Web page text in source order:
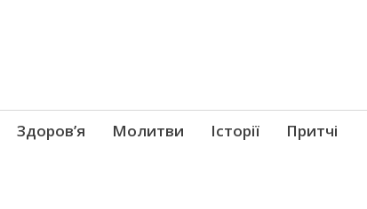
Здоров’я Молитви Історії Притчі